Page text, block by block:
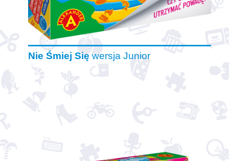
Nie Śmiej Się wersja Junior